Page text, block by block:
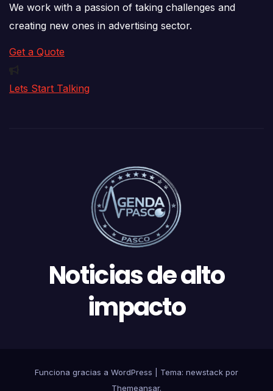
We work with a passion of taking challenges and
creating new ones in advertising sector.
Get a Quote
Lets Start Talking
Noticias de alto
impacto
Funciona gracias a WordPress
Tema: newstack por
Themeansar.